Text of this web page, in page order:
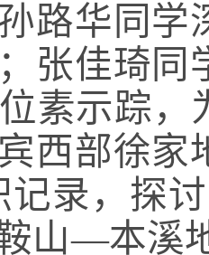
路华同学
张佳琦同
素示踪，
西部徐家
记录，探
山—本溪